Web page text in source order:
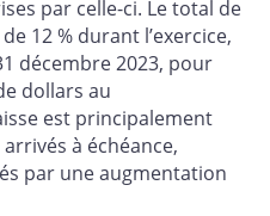
par celle-ci. Le total de
12 % durant l’exercice,
décembre 2023, pour
dollars au
est principalement
à échéance,
par une augmentation